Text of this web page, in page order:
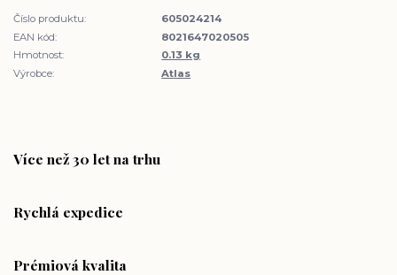
Číslo produktu:
605024214
EAN kód:
8021647020505
Hmotnost:
0.13 kg
Výrobce:
Atlas
Více než 30 let na trhu
Rychlá expedice
Prémiová kvalita